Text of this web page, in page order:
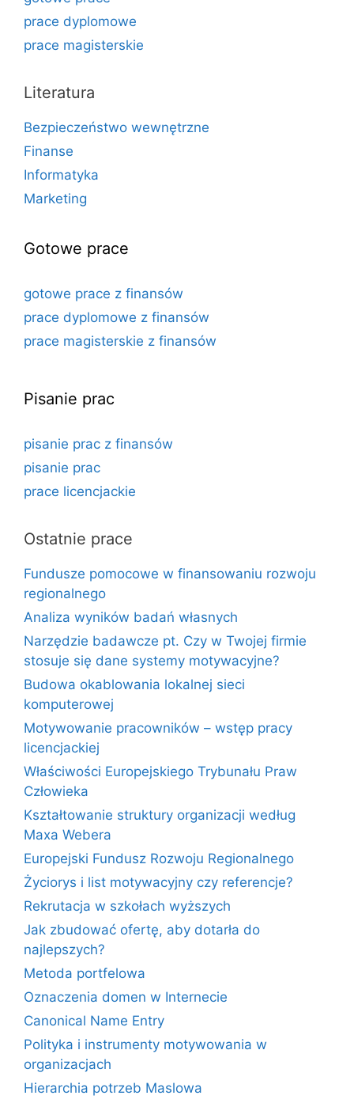
prace dyplomowe
prace magisterskie
Literatura
Bezpieczeństwo wewnętrzne
Finanse
Informatyka
Marketing
Gotowe prace
gotowe prace z finansów
prace dyplomowe z finansów
prace magisterskie z finansów
Pisanie prac
pisanie prac z finansów
pisanie prac
prace licencjackie
Ostatnie prace
Fundusze pomocowe w finansowaniu rozwoju
regionalnego
Analiza wyników badań własnych
Narzędzie badawcze pt. Czy w Twojej firmie
stosuje się dane systemy motywacyjne?
Budowa okablowania lokalnej sieci
komputerowej
Motywowanie pracowników – wstęp pracy
licencjackiej
Właściwości Europejskiego Trybunału Praw
Człowieka
Kształtowanie struktury organizacji według
Maxa Webera
Europejski Fundusz Rozwoju Regionalnego
Życiorys i list motywacyjny czy referencje?
Rekrutacja w szkołach wyższych
Jak zbudować ofertę, aby dotarła do
najlepszych?
Metoda portfelowa
Oznaczenia domen w Internecie
Canonical Name Entry
Polityka i instrumenty motywowania w
organizacjach
Hierarchia potrzeb Maslowa